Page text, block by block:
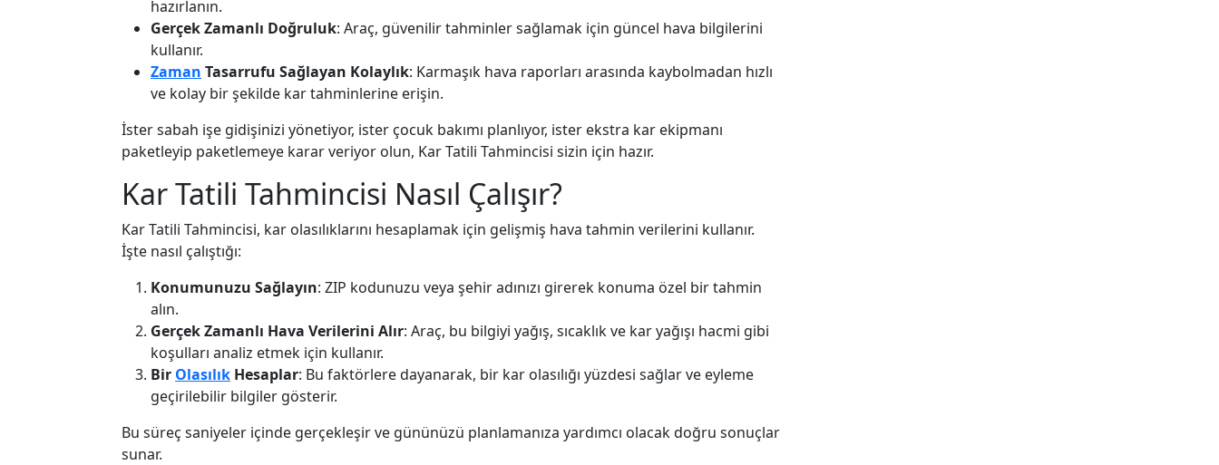
hazırlanın.
Gerçek Zamanlı Doğruluk: Araç, güvenilir tahminler sağlamak için güncel hava bilgilerini
kullanır.
Zaman Tasarrufu Sağlayan Kolaylık: Karmaşık hava raporları arasında kaybolmadan hızlı
ve kolay bir şekilde kar tahminlerine erişin.
İster sabah işe gidişinizi yönetiyor, ister çocuk bakımı planlıyor, ister ekstra kar ekipmanı
paketleyip paketlemeye karar veriyor olun, Kar Tatili Tahmincisi sizin için hazır.
Kar Tatili Tahmincisi Nasıl Çalışır?
Kar Tatili Tahmincisi, kar olasılıklarını hesaplamak için gelişmiş hava tahmin verilerini kullanır.
İşte nasıl çalıştığı:
Konumunuzu Sağlayın: ZIP kodunuzu veya şehir adınızı girerek konuma özel bir tahmin
alın.
Gerçek Zamanlı Hava Verilerini Alır: Araç, bu bilgiyi yağış, sıcaklık ve kar yağışı hacmi gibi
koşulları analiz etmek için kullanır.
Bir Olasılık Hesaplar: Bu faktörlere dayanarak, bir kar olasılığı yüzdesi sağlar ve eyleme
geçirilebilir bilgiler gösterir.
Bu süreç saniyeler içinde gerçekleşir ve gününüzü planlamanıza yardımcı olacak doğru sonuçlar
sunar.